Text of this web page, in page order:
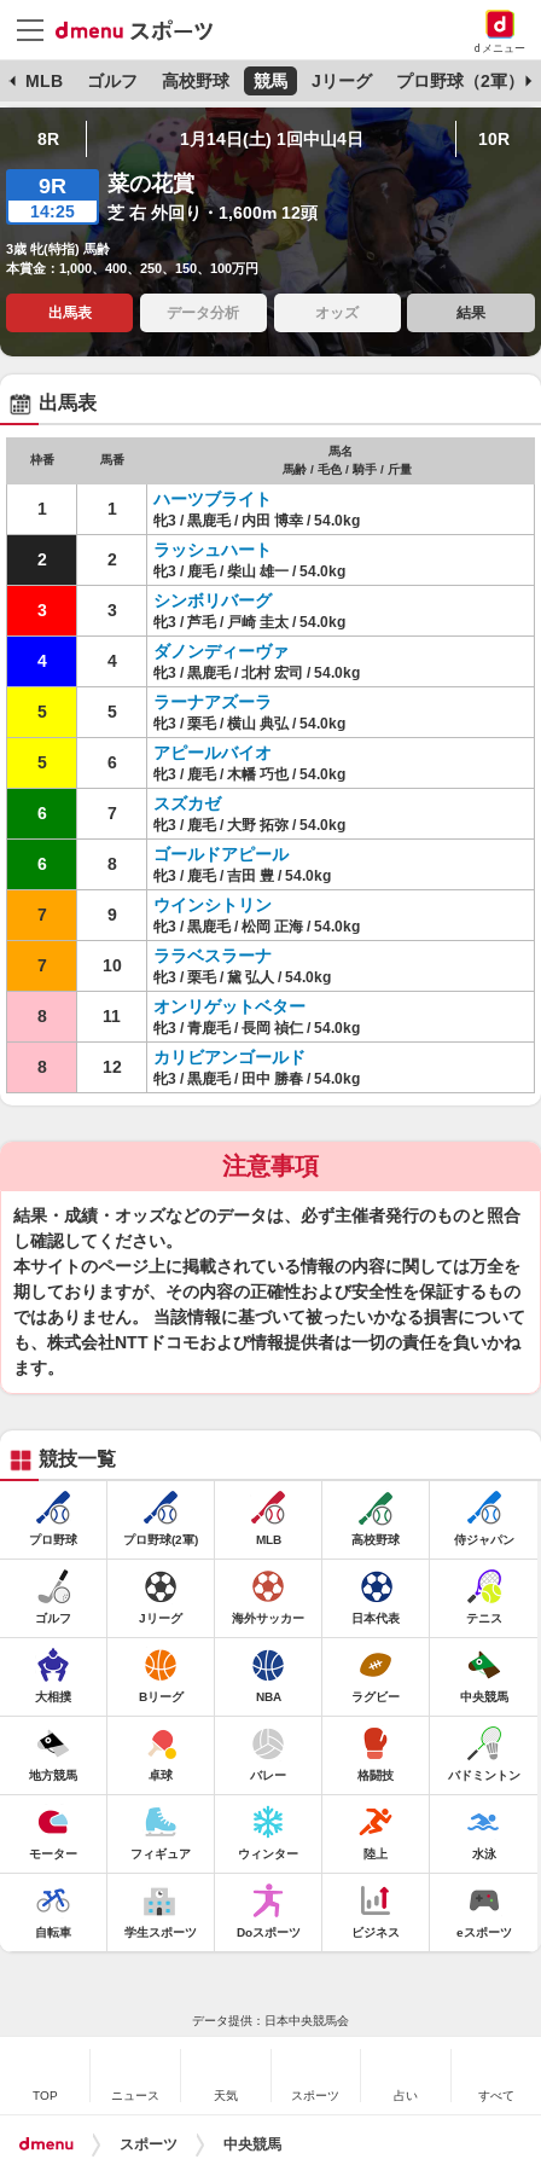
dメニュー
MLB ゴルフ 高校野球 競馬 Jリーグ プロ野球（2軍）
8R 1月14日(土) 1回中山4日 10R
9R
14:25
菜の花賞
芝 右 外回り・1,600m 12頭
3歳 牝(特指) 馬齢
本賞金：1,000、400、250、150、100万円
出馬表 データ分析 オッズ 結果
出馬表
枠番 馬番
馬名
馬齢 / 毛色 / 騎手 / 斤量
1 1 ハーツブライト
牝3 / 黒鹿毛 / 内田 博幸 / 54.0kg
2 2 ラッシュハート
牝3 / 鹿毛 / 柴山 雄一 / 54.0kg
3 3 シンボリバーグ
牝3 / 芦毛 / 戸崎 圭太 / 54.0kg
4 4 ダノンディーヴァ
牝3 / 黒鹿毛 / 北村 宏司 / 54.0kg
5 5 ラーナアズーラ
牝3 / 栗毛 / 横山 典弘 / 54.0kg
5 6 アピールバイオ
牝3 / 鹿毛 / 木幡 巧也 / 54.0kg
6 7 スズカゼ
牝3 / 鹿毛 / 大野 拓弥 / 54.0kg
6 8 ゴールドアピール
牝3 / 鹿毛 / 吉田 豊 / 54.0kg
7 9 ウインシトリン
牝3 / 黒鹿毛 / 松岡 正海 / 54.0kg
7 10 ララベスラーナ
牝3 / 栗毛 / 黛 弘人 / 54.0kg
8 11 オンリゲットベター
牝3 / 青鹿毛 / 長岡 禎仁 / 54.0kg
8 12 カリビアンゴールド
牝3 / 黒鹿毛 / 田中 勝春 / 54.0kg
注意事項
結果・成績・オッズなどのデータは、必ず主催者発行のものと照合
し確認してください。
本サイトのページ上に掲載されている情報の内容に関しては万全を
期しておりますが、その内容の正確性および安全性を保証するもの
ではありません。 当該情報に基づいて被ったいかなる損害について
も、株式会社NTTドコモおよび情報提供者は一切の責任を負いかね
ます。
競技一覧
プロ野球 プロ野球(2軍) MLB 高校野球 侍ジャパン
ゴルフ Jリーグ 海外サッカー 日本代表 テニス
大相撲 Bリーグ NBA ラグビー 中央競馬
地方競馬 卓球 バレー 格闘技 バドミントン
モーター フィギュア ウィンター 陸上 水泳
自転車 学生スポーツ Doスポーツ ビジネス eスポーツ
データ提供：日本中央競馬会
TOP ニュース 天気 スポーツ 占い すべて
スポーツ 中央競馬